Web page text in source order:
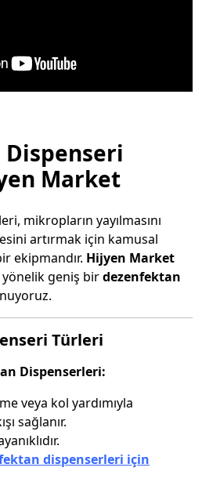
Market
mikropların yayılmasını
artırmak için kamusal
ekipmandır. Hijyen Market
geniş birdezenfektan
Türleri
Dispenserleri:
veya kol yardımıyla
sağlanır.
dispenserleri için